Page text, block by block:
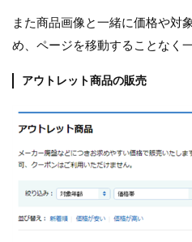
また商品画像と一緒に価格や対
め、ページを移動することなく
アウトレット商品の販売